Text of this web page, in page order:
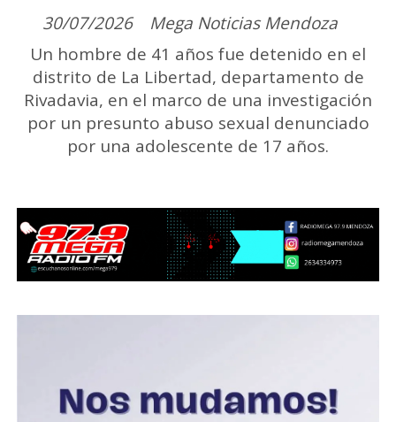
Mega Noticias Mendoza
30/07/2026
Un hombre de 41 años fue detenido en el
distrito de La Libertad, departamento de
Rivadavia, en el marco de una investigación
por un presunto abuso sexual denunciado
por una adolescente de 17 años.